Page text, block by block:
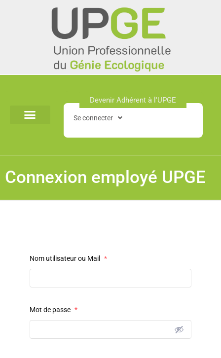
Devenir Adhérent à l'UPGE​
Se connecter
Connexion employé UPGE
Nom utilisateur ou Mail *
Mot de passe *